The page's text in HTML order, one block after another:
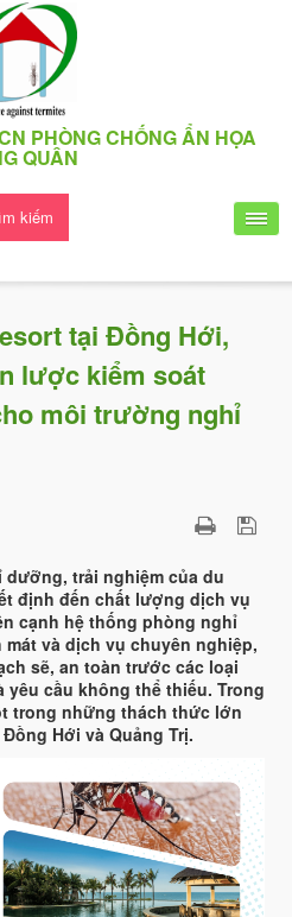
PHÒNG CHỐNG ẨN HỌA
QUÂN
kiếm
tại Đồng Hới,
lược kiểm soát
môi trường nghỉ
trải nghiệm của du
định đến chất lượng dịch vụ
cạnh hệ thống phòng nghỉ
và dịch vụ chuyên nghiệp,
sẽ, an toàn trước các loại
cầu không thể thiếu. Trong
trong những thách thức lớn
Hới và Quảng Trị.